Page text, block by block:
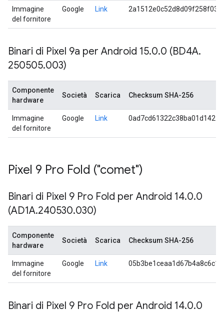
Immagine
del fornitore
Google Link
Binari di Pixel 9a per Android 15.0.0 (BD4A.
250505.003)
Componente
hardware
Società Scarica Checksum SHA-256
Immagine
del fornitore
Google Link
Pixel 9 Pro Fold ("comet")
Binari di Pixel 9 Pro Fold per Android 14.0.0
(AD1A.240530.030)
Componente
hardware
Società Scarica Checksum SHA-256
Immagine
del fornitore
Google Link
Binari di Pixel 9 Pro Fold per Android 14.0.0